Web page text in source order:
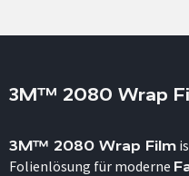
3M™ 2080 Wrap
3M™ 2080 Wrap Film
Folienlösung für moderne